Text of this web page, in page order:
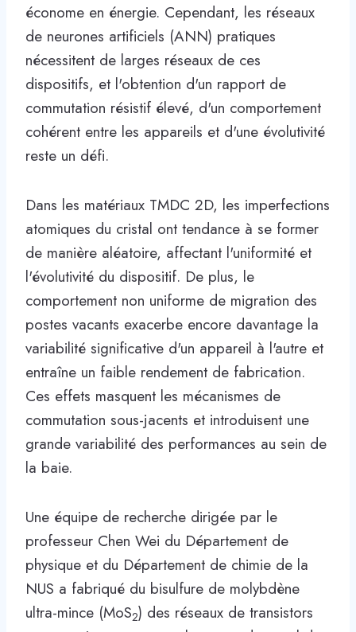
économe en énergie. Cependant, les réseaux
de neurones artificiels (ANN) pratiques
nécessitent de larges réseaux de ces
dispositifs, et l'obtention d'un rapport de
commutation résistif élevé, d'un comportement
cohérent entre les appareils et d'une évolutivité
reste un défi.
Dans les matériaux TMDC 2D, les imperfections
atomiques du cristal ont tendance à se former
de manière aléatoire, affectant l'uniformité et
l'évolutivité du dispositif. De plus, le
comportement non uniforme de migration des
postes vacants exacerbe encore davantage la
variabilité significative d'un appareil à l'autre et
entraîne un faible rendement de fabrication.
Ces effets masquent les mécanismes de
commutation sous-jacents et introduisent une
grande variabilité des performances au sein de
la baie.
Une équipe de recherche dirigée par le
professeur Chen Wei du Département de
physique et du Département de chimie de la
NUS a fabriqué du bisulfure de molybdène
ultra-mince (MoS2) des réseaux de transistors